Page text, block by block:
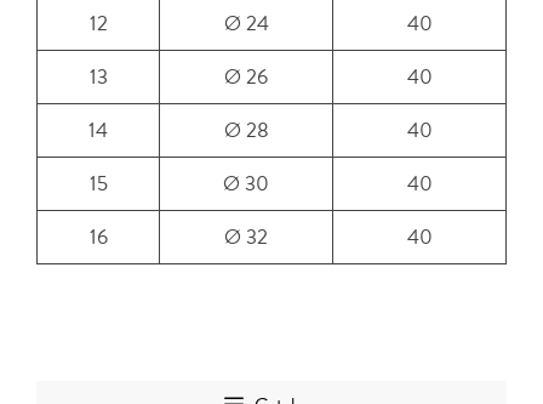
12
Ø 24
40
13
Ø 26
40
14
Ø 28
40
15
Ø 30
40
16
Ø 32 40